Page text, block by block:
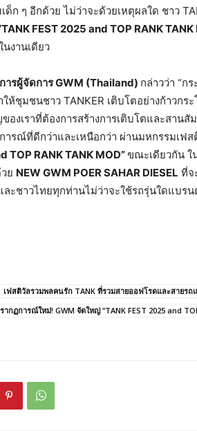
ด็ก ๆ อีกด้วย ไม่ว่าจะด้วยเหตุผลใด ชาว
FEST 2025 and TOP RANK TANK
งานเดียว
ารผู้จัดการGWM (Thailand) กล่าวว่า “ก
ให้ชุมชนชาว TANKER เติบโตอย่างก้าวก
งเราที่ต้องการสร้างการเติบโตและสานสั
ารณ์ที่ดีกว่าและเหนือกว่า ผ่านมหกรรมเฟ
TOP RANK TANK MOD”ขณะเดียวกัน ใ
ย NEW GWM POER SAHAR DIESEL ที่จ
ละชาวไทยทุกท่านไม่ว่าจะใช้รถรุ่นใดแบร
ฟสติวัลรวมพลคนรัก TANK ที่รวมสายออฟโรดและสายรถแ
กฏการณ์ใหม่! GWM จัดใหญ่ “TANK FEST 2025 and